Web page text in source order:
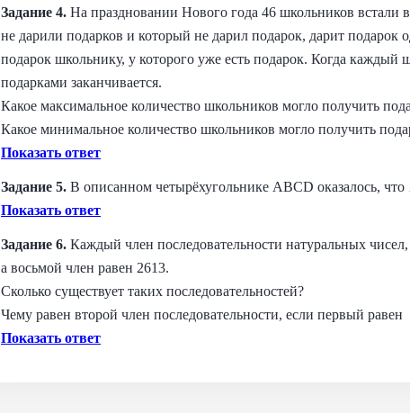
Задание 4. На праздновании Нового года 46 школьников
не дарили подарков и который не дарил подарок, дарит
подарок школьнику, у которого уже есть подарок. Когда
подарками заканчивается.
Какое максимальное количество школьников могло получить
Какое минимальное количество школьников могло получить
Показать ответ
Задание 5. В описанном четырёхугольнике ABCD оказалось,
Показать ответ
Задание 6. Каждый член последовательности натуральных
а восьмой член равен 2613.
Сколько существует таких последовательностей?
Чему равен второй член последовательности, если первый равен
Показать ответ